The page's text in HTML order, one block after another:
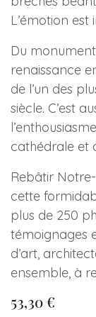
L’émotion est
Du
renaissance
de l’un des
siècle. C’est
cathédrale et
Rebâtir
cette
plus de 250
témoignages
d’art,
ensemble, à
53,30€